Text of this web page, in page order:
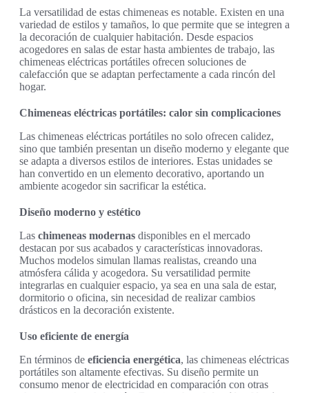
La versatilidad de estas chimeneas es notable. Existen en una
variedad de estilos y tamaños, lo que permite que se integren a
la decoración de cualquier habitación. Desde espacios
acogedores en salas de estar hasta ambientes de trabajo, las
chimeneas eléctricas portátiles ofrecen soluciones de
calefacción que se adaptan perfectamente a cada rincón del
hogar.
Chimeneas eléctricas portátiles: calor sin complicaciones
Las chimeneas eléctricas portátiles no solo ofrecen calidez,
sino que también presentan un diseño moderno y elegante que
se adapta a diversos estilos de interiores. Estas unidades se
han convertido en un elemento decorativo, aportando un
ambiente acogedor sin sacrificar la estética.
Diseño moderno y estético
Las chimeneas modernas disponibles en el mercado
destacan por sus acabados y características innovadoras.
Muchos modelos simulan llamas realistas, creando una
atmósfera cálida y acogedora. Su versatilidad permite
integrarlas en cualquier espacio, ya sea en una sala de estar,
dormitorio o oficina, sin necesidad de realizar cambios
drásticos en la decoración existente.
Uso eficiente de energía
En términos de eficiencia energética, las chimeneas eléctricas
portátiles son altamente efectivas. Su diseño permite un
consumo menor de electricidad en comparación con otras